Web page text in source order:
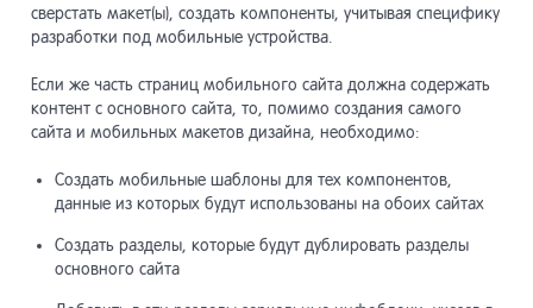
17
18
19
сверстать макет(ы), создать компоненты, учитывая специфику
разработки под мобильные устройства.
Если же часть страниц мобильного сайта должна содержать
контент с основного сайта, то, помимо создания самого
сайта и мобильных макетов дизайна, необходимо:
Создать мобильные шаблоны для тех компонентов,
данные из которых будут использованы на обоих сайтах
Создать разделы, которые будут дублировать разделы
основного сайта